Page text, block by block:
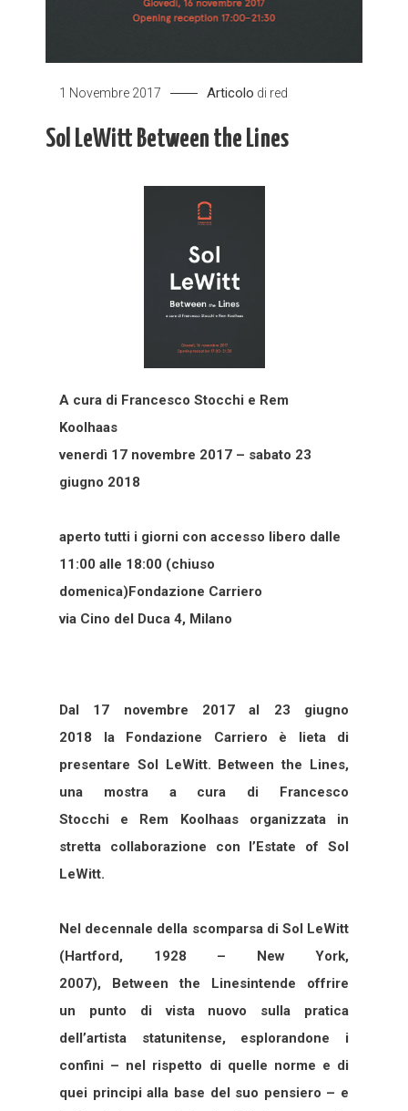
1 Novembre 2017 Articolo di red
Sol LeWitt Between the Lines
A cura di Francesco Stocchi e Rem
Koolhaas
venerdì 17 novembre 2017 – sabato 23
giugno 2018
aperto tutti i giorni con accesso libero dalle
11:00 alle 18:00 (chiuso
domenica)Fondazione Carriero
via Cino del Duca 4, Milano
Dal 17 novembre 2017 al 23 giugno
2018 la Fondazione Carriero è lieta di
presentare Sol LeWitt. Between the Lines,
una mostra a cura di Francesco
Stocchi e Rem Koolhaas organizzata in
stretta collaborazione con l’Estate of Sol
LeWitt.
Nel decennale della scomparsa di Sol LeWitt
(Hartford, 1928 – New York,
2007), Between the Linesintende offrire
un punto di vista nuovo sulla pratica
dell’artista statunitense, esplorandone i
confini – nel rispetto di quelle norme e di
quei principi alla base del suo pensiero – e